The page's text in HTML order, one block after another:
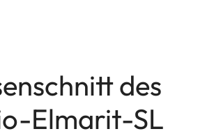
des
Elmarit-SL